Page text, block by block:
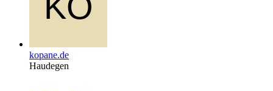
kopane.de
Haudegen